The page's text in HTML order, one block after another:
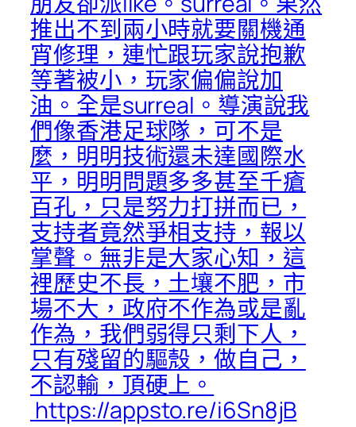
推出不到兩小時就要關機通
宵修理，連忙跟玩家說抱歉
等著被小，玩家偏偏說加
油。全是surreal。導演說我
們像香港足球隊，可不是
麼，明明技術還未達國際水
平，明明問題多多甚至千瘡
百孔，只是努力打拼而已，
支持者竟然爭相支持，報以
掌聲。無非是大家心知，這
裡歷史不長，土壤不肥，市
場不大，政府不作為或是亂
作為，我們弱得只剩下人，
只有殘留的驅殼，做自己，
不認輸，頂硬上。
https://appsto.re/i6Sn8jB